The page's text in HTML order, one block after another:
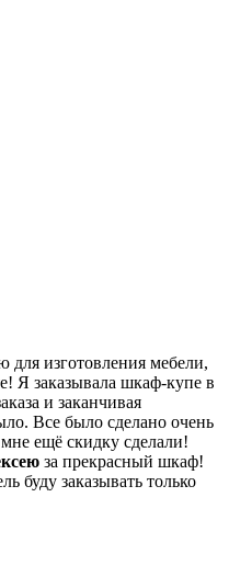
изготовления мебели,
Я заказывала шкаф-купе в
и заканчивая
Все было сделано очень
ещё скидку сделали!
за прекрасный шкаф!
буду заказывать только